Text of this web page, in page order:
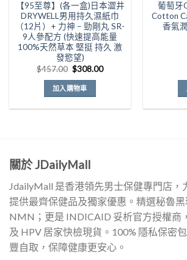
【95至尊】(各一盒)日本澀井
DRYWELL男用持久濕紙巾
（12片）+ 力神 – 勁剛丸 SR-
9人參配方 (快速提高能量
100%天然草本 堅挺 持久 激
發慾望)
$457.00 原
始
價
格：
$457.00。
$308.00目
加入購物車
葡萄牙
Cotton
香氣
關於 JDailyMall
JdailyMall 是香港領先男士保健專門店，
提供最齊保健品及獨家優惠。精選秘魯
NMN；更是 INDICAID 妥析官方授權商
及 HPV 居家快檢現貨。100% 隱私保密
豐自取，保障健康更安心。